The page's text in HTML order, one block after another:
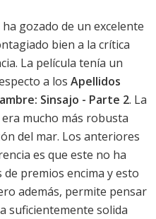
gozado de un excelente
bien a la crítica
La película tenía un
a los Apellidos
Sinsajo - Parte 2. La
mucho más robusta
del mar. Los anteriores
es que este no ha
premios encima y esto
además, permite pensar
suficientemente solida